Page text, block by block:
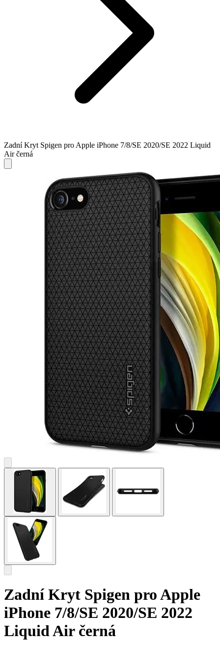
Zadní Kryt Spigen pro Apple iPhone 7/8/SE 2020/SE 2022 Liquid
Air černá
Zadní Kryt Spigen pro Apple
iPhone 7/8/SE 2020/SE 2022
Liquid Air černá